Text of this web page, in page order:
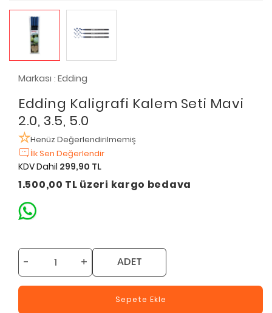
Markası : Edding
Edding Kaligrafi Kalem Seti Mavi
2.0, 3.5, 5.0
Henüz Değerlendirilmemiş
İlk Sen Değerlendir
KDV Dahil 299,90 TL
1.500,00 TL üzeri kargo bedava
- + ADET
Sepete Ekle